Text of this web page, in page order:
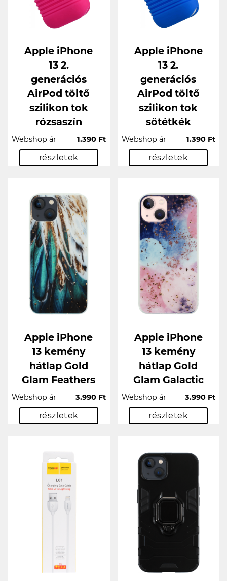
Apple iPhone
13 2.
generációs
AirPod töltő
szilikon tok
rózsaszín
Webshop ár 1.390 Ft
részletek
Apple iPhone
13 2.
generációs
AirPod töltő
szilikon tok
sötétkék
Webshop ár 1.390 Ft
részletek
Apple iPhone
13 kemény
hátlap Gold
Glam Feathers
Webshop ár 3.990 Ft
részletek
Apple iPhone
13 kemény
hátlap Gold
Glam Galactic
Webshop ár 3.990 Ft
részletek